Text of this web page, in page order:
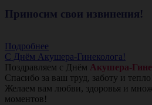
Приносим свои извинения!
Подробнее
С Днём Акушера-Гинеколога!
Поздравляем с Днём Акушера-
Спасибо за ваш труд, заботу и тепло!
Желаем вам любви, здоровья и
моментов!